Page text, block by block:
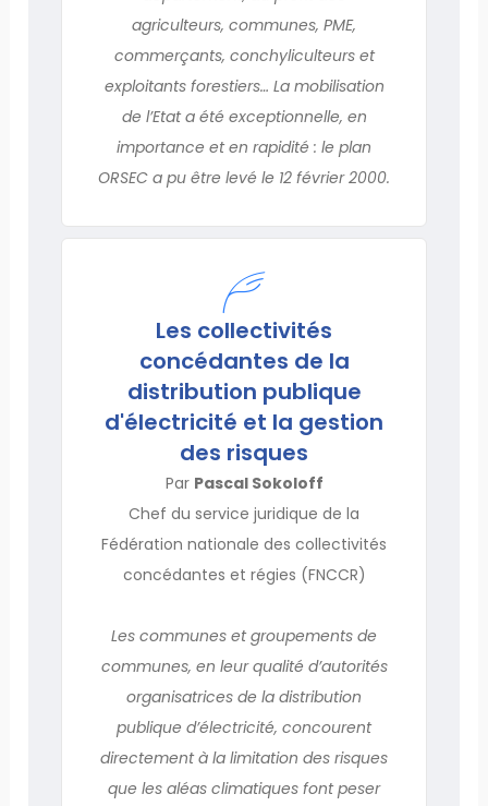
agriculteurs, communes, PME,
commerçants, conchyliculteurs et
exploitants forestiers… La mobilisation
de l’Etat a été exceptionnelle, en
importance et en rapidité : le plan
ORSEC a pu être levé le 12 février 2000.
Les collectivités
concédantes de la
distribution publique
d'électricité et la gestion
des risques
Par Pascal Sokoloff
Chef du service juridique de la
Fédération nationale des collectivités
concédantes et régies (FNCCR)
Les communes et groupements de
communes, en leur qualité d’autorités
organisatrices de la distribution
publique d’électricité, concourent
directement à la limitation des risques
que les aléas climatiques font peser